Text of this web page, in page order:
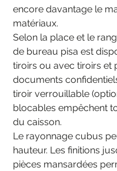
encore davantage le
matériaux.
Selon la place et le
de bureau pisa est
tiroirs ou avec tiroirs et
documents
tiroir verrouillable
blocables empêchent
du caisson.
Le rayonnage cubus
hauteur. Les finitions
pièces mansardées